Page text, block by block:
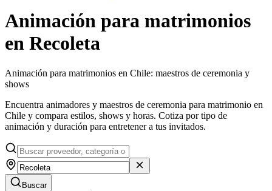
Animación para matrimonios
en Recoleta
Animación para matrimonios en Chile: maestros de ceremonia y
shows
Encuentra animadores y maestros de ceremonia para matrimonio en
Chile y compara estilos, shows y horas. Cotiza por tipo de
animación y duración para entretener a tus invitados.
Buscar